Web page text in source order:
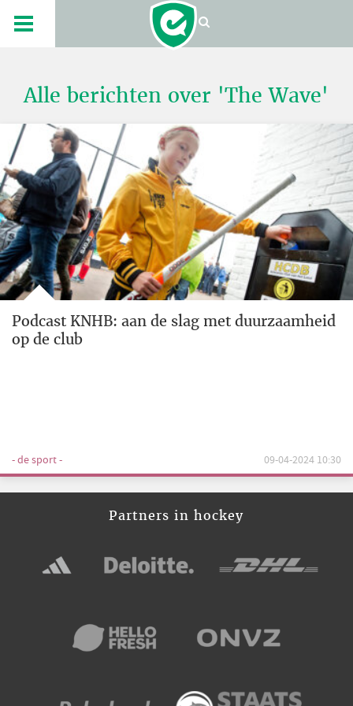
Alle berichten over 'The Wave'
Podcast KNHB: aan de slag met duurzaamheid
op de club
- de sport - 09-04-2024 10:30
Partners in hockey